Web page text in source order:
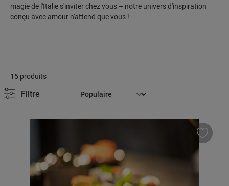
magie de l'Italie s'inviter chez vous – notre univers d'inspiration
conçu avec amour n'attend que vous !
15 produits
Filtre